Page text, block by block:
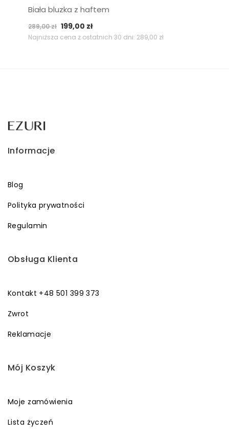
Biała bluzka z haftem
289,00zł Pierwotna
cena
199,00 złAktualna
cena
Najniższa cena z ostatnich 30 dni: 289,00 zł
Informacje
Blog
Polityka prywatności
Regulamin
Obsługa Klienta
Kontakt +48 501 399 373
Zwrot
Reklamacje
Mój Koszyk
Moje zamówienia
Lista życzeń